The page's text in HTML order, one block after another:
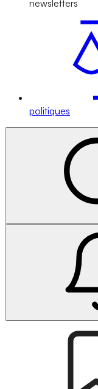
newsletters
politiques